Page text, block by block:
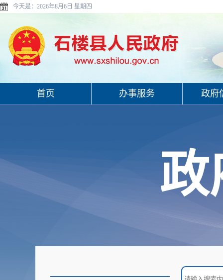
今天是： 2026年8月6日 星期四
首页 办事服务 政府
政